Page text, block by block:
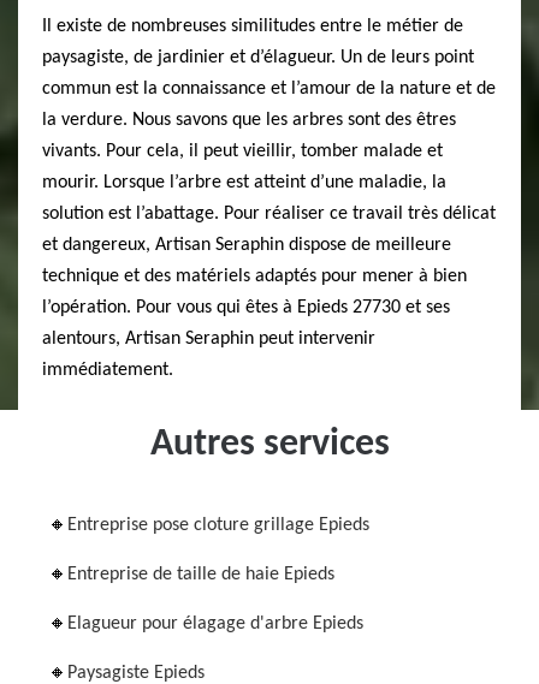
Il existe de nombreuses similitudes entre le métier de
paysagiste, de jardinier et d’élagueur. Un de leurs point
commun est la connaissance et l’amour de la nature et de
la verdure. Nous savons que les arbres sont des êtres
vivants. Pour cela, il peut vieillir, tomber malade et
mourir. Lorsque l’arbre est atteint d’une maladie, la
solution est l’abattage. Pour réaliser ce travail très délicat
et dangereux, Artisan Seraphin dispose de meilleure
technique et des matériels adaptés pour mener à bien
l’opération. Pour vous qui êtes à Epieds 27730 et ses
alentours, Artisan Seraphin peut intervenir
immédiatement.
Autres services
Entreprise pose cloture grillage Epieds
Entreprise de taille de haie Epieds
Elagueur pour élagage d'arbre Epieds
Paysagiste Epieds